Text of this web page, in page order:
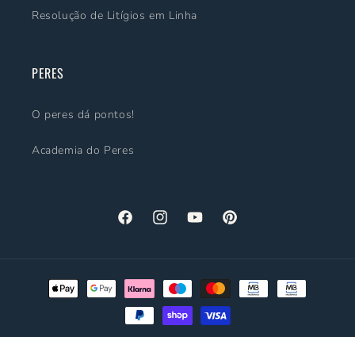
Resolução de Litígios em Linha
PERES
O peres dá pontos!
Academia do Peres
FacebookInstagramYouTubePinterest
Métodos